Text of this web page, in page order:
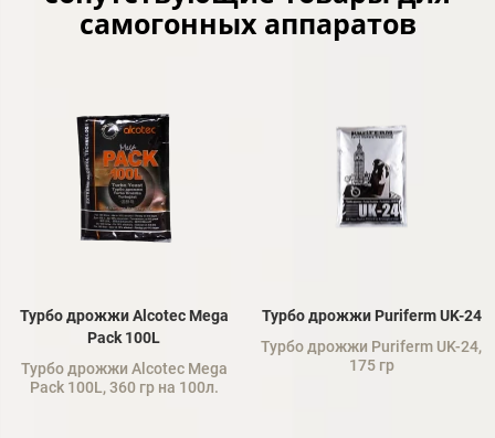
самогонных аппаратов
Турбо дрожжи Alcotec Mega
Pack 100L
Турбо дрожжи Alcotec Mega
Pack 100L, 360 гр на 100л.
Турбо дрожжи Puriferm UK-24
Турбо дрожжи Puriferm UK-24,
175 гр